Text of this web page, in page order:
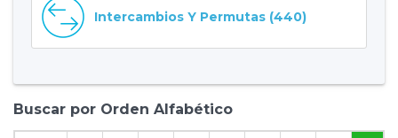
Intercambios Y Permutas (440)
Buscar por Orden Alfabético